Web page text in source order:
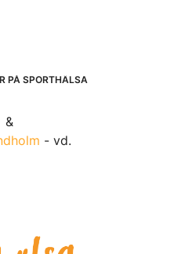
PÅ SPORTHÄLSA
&
- vd.